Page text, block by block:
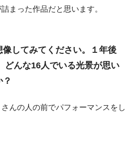
まった作品だと思います。
像してみてください。１年後
どんな16人でいる光景が思い
んの人の前でパフォーマンスをし